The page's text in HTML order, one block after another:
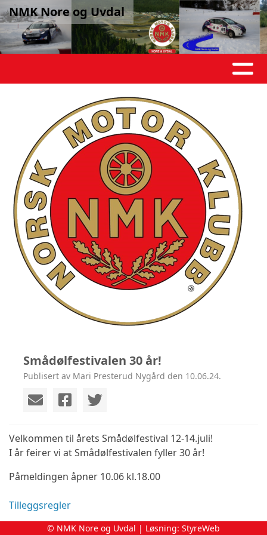
NMK Nore og Uvdal
Smådølfestivalen 30 år!
Publisert av Mari Presterud Nygård den 10.06.24.
Velkommen til årets Smådølfestival 12-14.juli!
I år feirer vi at Smådølfestivalen fyller 30 år!
Påmeldingen åpner 10.06 kl.18.00
Tilleggsregler
Påmelding© NMK Nore og Uvdal | Løsning: StyreWeb